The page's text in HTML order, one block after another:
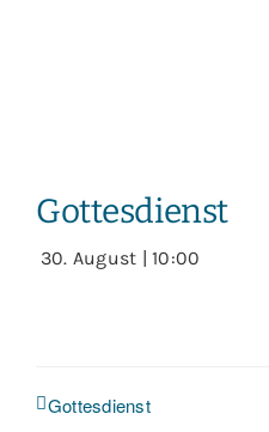
Gottesdienst
30. August | 10:00
Gottesdienst